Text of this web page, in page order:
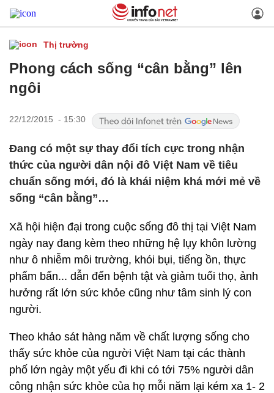
Thị trường
Phong cách sống “cân bằng” lên
ngôi
22/12/2015 - 15:30
Đang có một sự thay đổi tích cực trong nhận
thức của người dân nội đô Việt Nam về tiêu
chuẩn sống mới, đó là khái niệm khá mới mẻ về
sống “cân bằng”…
Xã hội hiện đại trong cuộc sống đô thị tại Việt Nam
ngày nay đang kèm theo những hệ lụy khôn lường
như ô nhiễm môi trường, khói bụi, tiếng ồn, thực
phẩm bẩn... dẫn đến bệnh tật và giảm tuổi thọ, ảnh
hưởng rất lớn sức khỏe cũng như tâm sinh lý con
người.
Theo khảo sát hàng năm về chất lượng sống cho
thấy sức khỏe của người Việt Nam tại các thành
phố lớn ngày một yếu đi khi có tới 75% người dân
công nhận sức khỏe của họ mỗi năm lại kém xa 1- 2